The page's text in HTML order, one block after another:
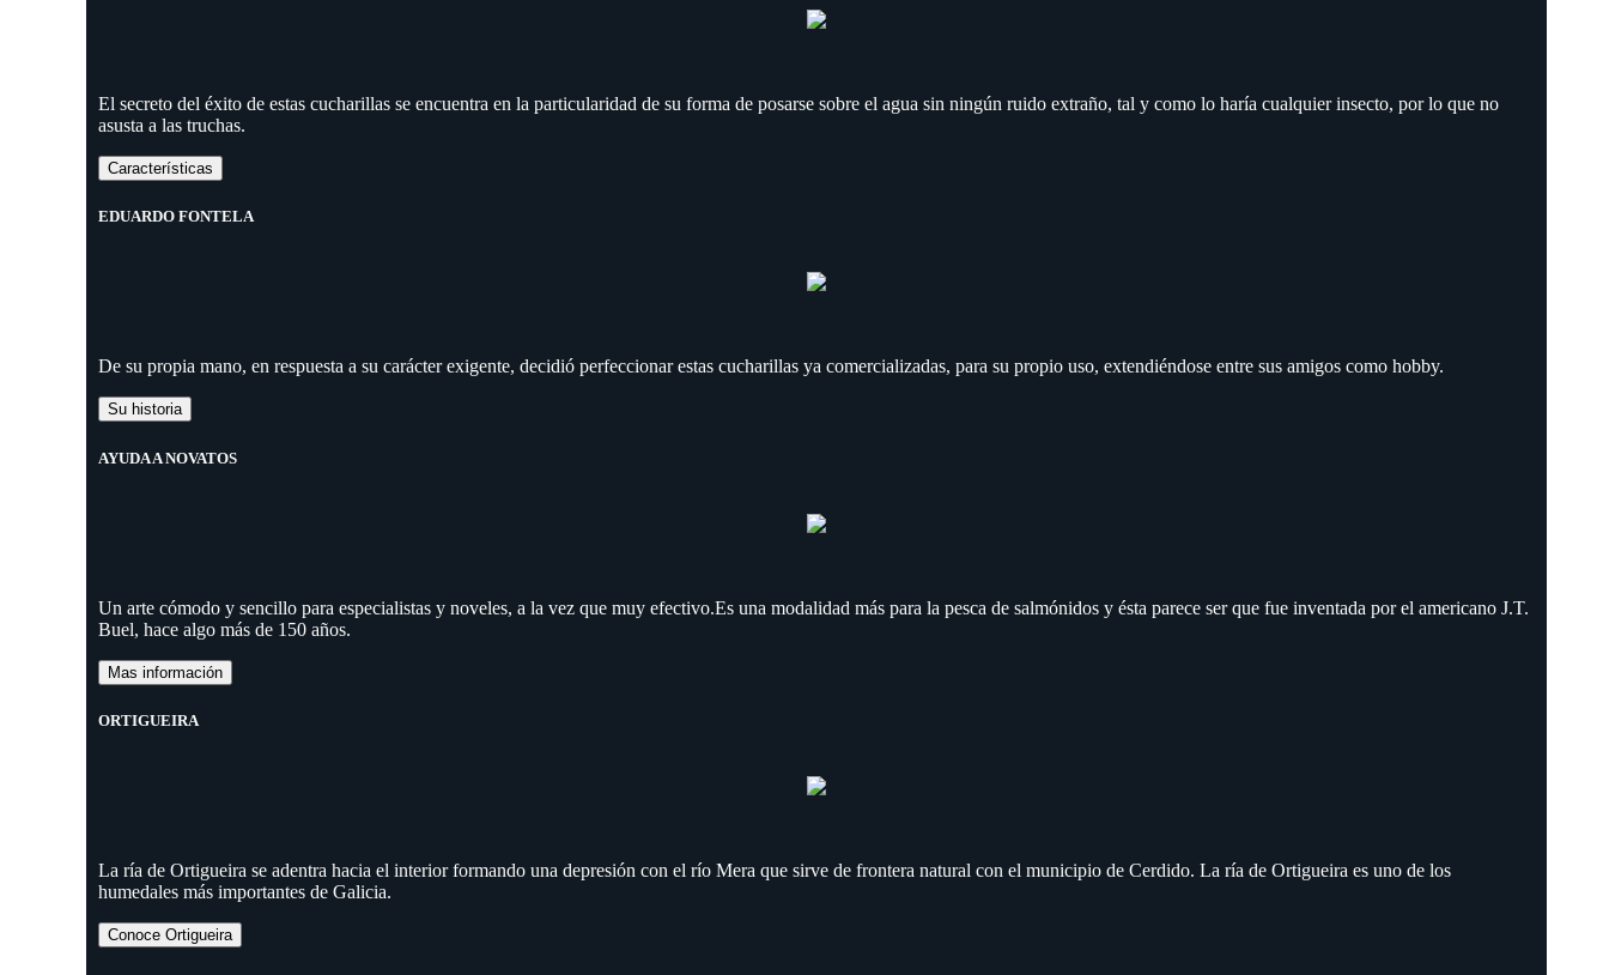
El secreto del éxito de estas cucharillas se encuentra en la particularidad de su forma de posarse sobre el agua sin ningún ruido extraño, tal y como lo haría cualquier insecto, por lo que no
asusta a las truchas.
Características
EDUARDO FONTELA
De su propia mano, en respuesta a su carácter exigente, decidió perfeccionar estas cucharillas ya comercializadas, para su propio uso, extendiéndose entre sus amigos como hobby.
Su historia
AYUDA A NOVATOS
Un arte cómodo y sencillo para especialistas y noveles, a la vez que muy efectivo.Es una modalidad más para la pesca de salmónidos y ésta parece ser que fue inventada por el americano J.T.
Buel, hace algo más de 150 años.
Mas información
ORTIGUEIRA
La ría de Ortigueira se adentra hacia el interior formando una depresión con el río Mera que sirve de frontera natural con el municipio de Cerdido. La ría de Ortigueira es uno de los
humedales más importantes de Galicia.
Conoce Ortigueira